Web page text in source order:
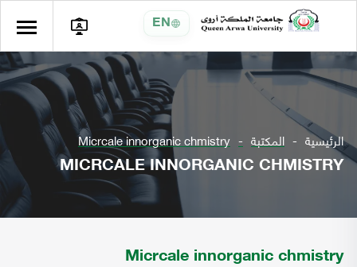
EN
الرئيسية المكتبة Micrcale innorganic chmistry
MICRCALE INNORGANIC CHMISTRY
Micrcale innorganic chmistry